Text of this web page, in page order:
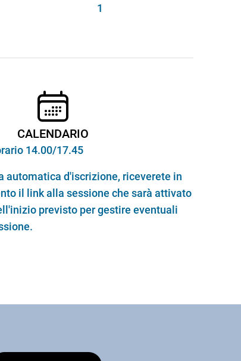
1
CALENDARIO
14.00/17.45
automatica d'iscrizione, riceverete in
il link alla sessione che sarà attivato
previsto per gestire eventuali